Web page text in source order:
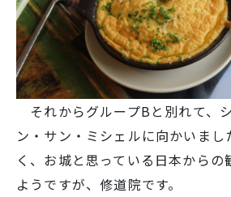
SNS運用ポリシー 学
採用情報
@kobe_kaisei
それからグループBと別れて、
ン・サン・ミシェルに向かいまし
く、お城と思っている日本からの
ようですが、修道院です。